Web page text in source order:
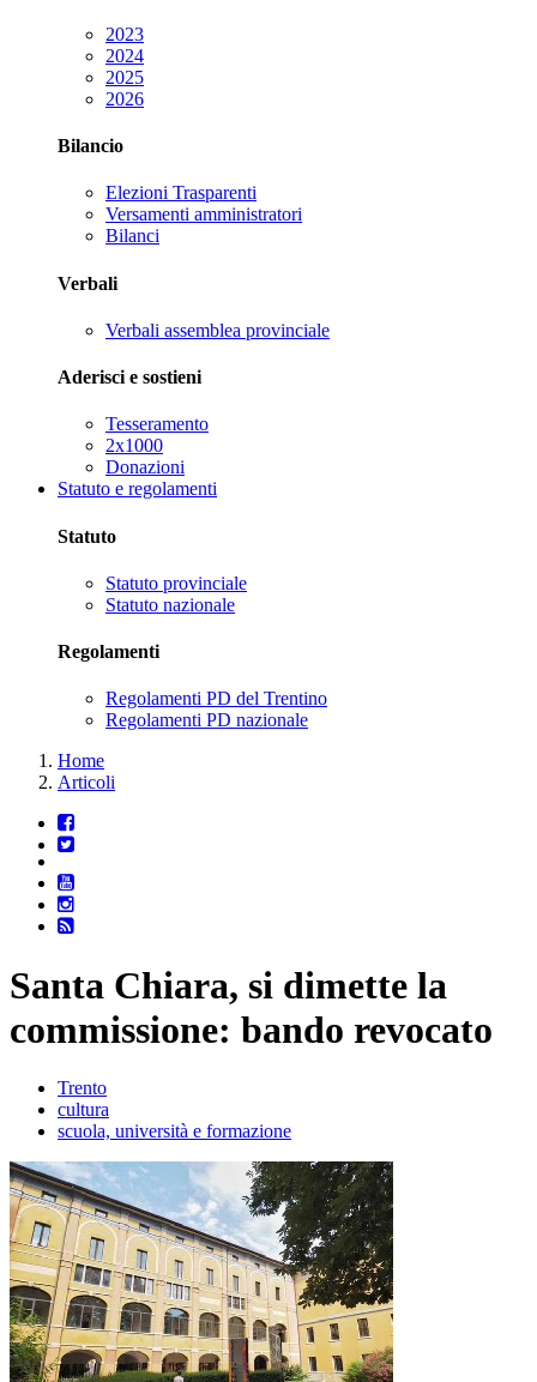
2023
2024
2025
2026
Bilancio
Elezioni Trasparenti
Versamenti amministratori
Bilanci
Verbali
Verbali assemblea provinciale
Aderisci e sostieni
Tesseramento
2x1000
Donazioni
Statuto e regolamenti
Statuto
Statuto provinciale
Statuto nazionale
Regolamenti
Regolamenti PD del Trentino
Regolamenti PD nazionale
Home
Articoli
Santa Chiara, si dimette la
commissione: bando revocato
Trento
cultura
scuola, università e formazione